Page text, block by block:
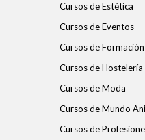
Cursos de Estética
Cursos de Eventos
Cursos de
Cursos de
Cursos de Moda
Cursos de Mundo
Cursos de